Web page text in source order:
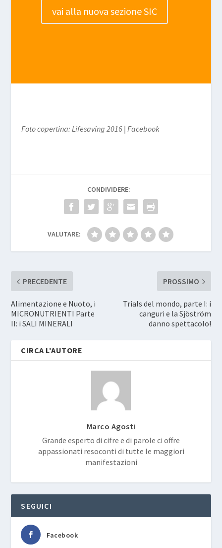
vai alla nuova sezione SIC
Foto copertina: Lifesaving 2016 | Facebook
CONDIVIDERE:
VALUTARE:
PRECEDENTE
Alimentazione e Nuoto, i
MICRONUTRIENTI Parte
II: i SALI MINERALI
PROSSIMO
Trials del mondo, parte I: i
canguri e la Sjöström
danno spettacolo!
CIRCA L'AUTORE
Marco Agosti
Grande esperto di cifre e di parole ci offre
appassionati resoconti di tutte le maggiori
manifestazioni
SEGUICI
Facebook